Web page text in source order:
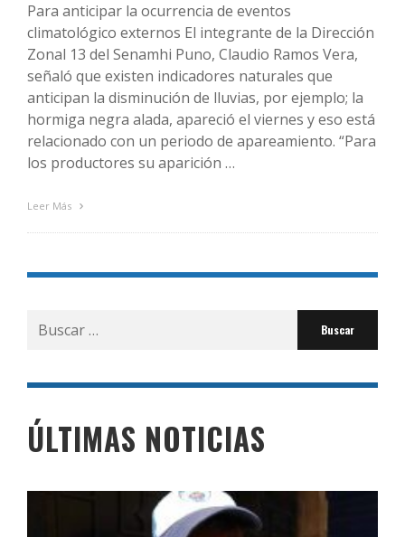
Para anticipar la ocurrencia de eventos
climatológico externos El integrante de la Dirección
Zonal 13 del Senamhi Puno, Claudio Ramos Vera,
señaló que existen indicadores naturales que
anticipan la disminución de lluvias, por ejemplo; la
hormiga negra alada, apareció el viernes y eso está
relacionado con un periodo de apareamiento. “Para
los productores su aparición …
Leer Más
Buscar
por:
ÚLTIMAS NOTICIAS